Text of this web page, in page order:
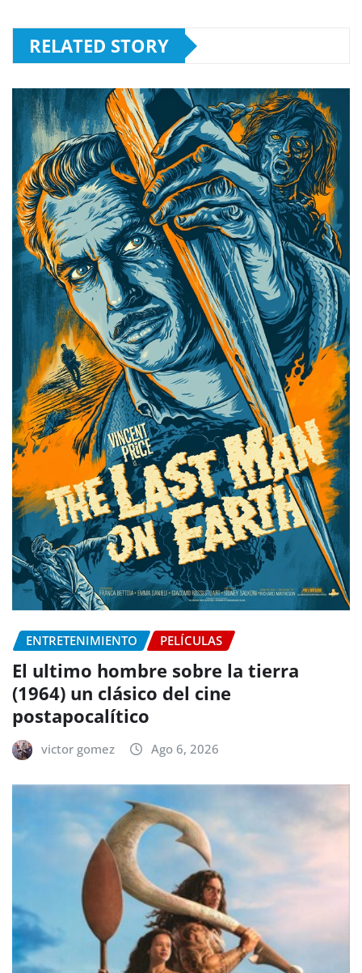
RELATED STORY
ENTRETENIMIENTO PELÍCULAS
El ultimo hombre sobre la tierra
(1964) un clásico del cine
postapocalítico
victor gomez Ago 6, 2026